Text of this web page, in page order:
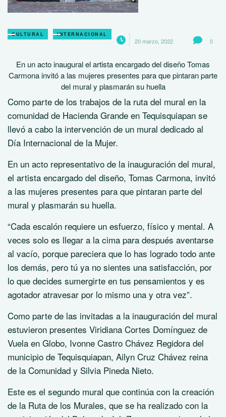
CULTURAL INTERNACIONAL
20 marzo, 2022 0
En un acto inaugural el artista encargado del diseño Tomas
Carmona invitó a las mujeres presentes para que pintaran parte
del mural y plasmarán su huella
Como parte de los trabajos de la ruta del mural en la
comunidad de Hacienda Grande en Tequisquiapan se
llevó a cabo la intervención de un mural dedicado al
Día Internacional de la Mujer.
En un acto representativo de la inauguración del mural,
el artista encargado del diseño, Tomas Carmona, invitó
a las mujeres presentes para que pintaran parte del
mural y plasmarán su huella.
“Cada escalón requiere un esfuerzo, físico y mental. A
veces solo es llegar a la cima para después aventarse
al vacío, porque pareciera que lo has logrado todo ante
los demás, pero tú ya no sientes una satisfacción, por
lo que decides sumergirte en tus pensamientos y es
agotador atravesar por lo mismo una y otra vez”.
Como parte de las invitadas a la inauguración del mural
estuvieron presentes Viridiana Cortes Domínguez de
Vuela en Globo, Ivonne Castro Chávez Regidora del
municipio de Tequisquiapan, Ailyn Cruz Chávez reina
de la Comunidad y Silvia Pineda Nieto.
Este es el segundo mural que continúa con la creación
de la Ruta de los Murales, que se ha realizado con la